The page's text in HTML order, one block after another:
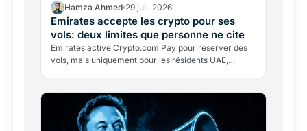
Hamza Ahmed 29 juil. 2026
Emirates accepte les crypto pour ses
vols: deux limites que personne ne cite
Emirates active Crypto.com Pay pour réserver des
vols, mais uniquement pour les résidents UAE,